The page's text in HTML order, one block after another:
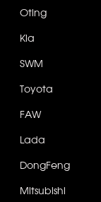
Oting
Kia
SWM
Toyota
FAW
Lada
DongFeng
Mitsubishi